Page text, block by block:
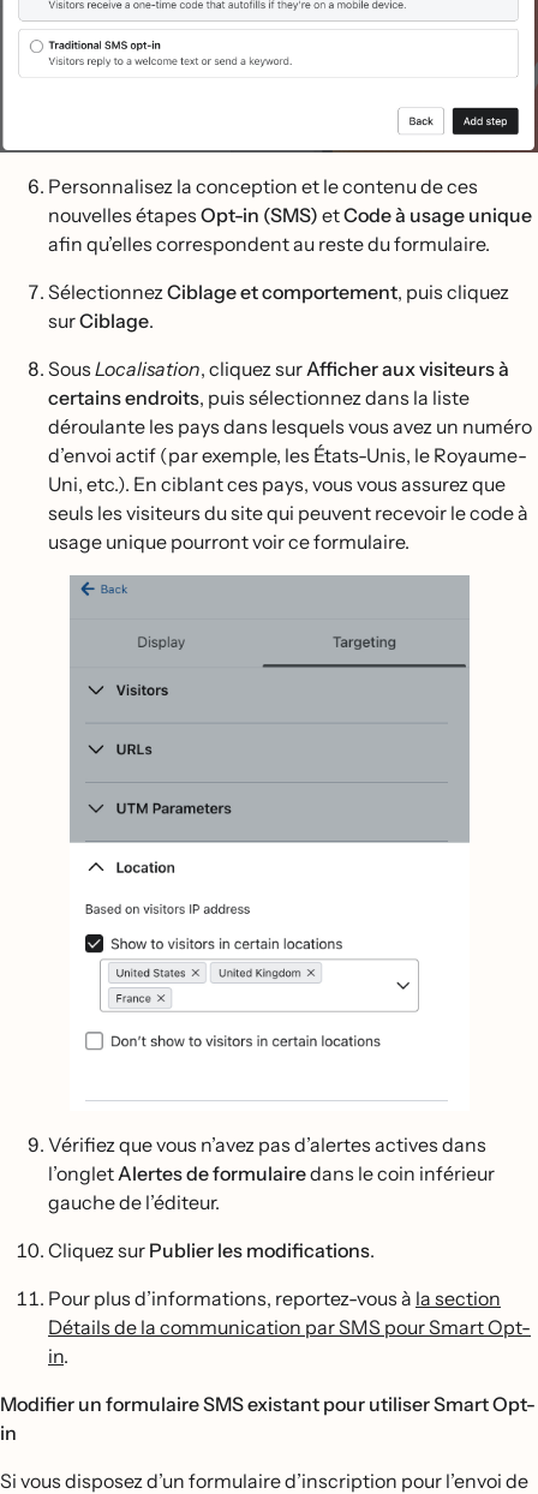
Personnalisez la conception et le contenu de ces
nouvelles étapes Opt-in (SMS) etCode à usage unique
afin qu’elles correspondent au reste du formulaire.
SélectionnezCiblage et comportement, puis cliquez
surCiblage.
Sous Localisation, cliquez surAfficher aux visiteurs à
certains endroits, puis sélectionnez dans la liste
déroulante les pays dans lesquels vous avez un numéro
d’envoi actif (par exemple, les États-Unis, le Royaume-
Uni, etc.). En ciblant ces pays, vous vous assurez que
seuls les visiteurs du site qui peuvent recevoir le code à
usage unique pourront voir ce formulaire.
Vérifiez que vous n’avez pas d’alertes actives dans
l’onglet Alertes de formulairedans le coin inférieur
gauche de l’éditeur.
Cliquez sur Publier les modifications.
Pour plus d’informations, reportez-vous à la section
Détails de la communication par SMS pour Smart Opt-
in.
Modifier un formulaire SMS existant pour utiliser Smart Opt-
in
Si vous disposez d’un formulaire d’inscription pour l’envoi de